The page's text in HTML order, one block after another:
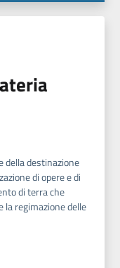
della destinazione
di opere e di
di terra che
la regimazione delle